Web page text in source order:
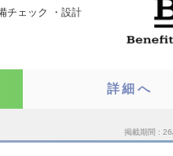
チェック ・設計
詳細へ
掲載期間